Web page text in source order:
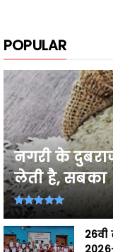
POPULAR
नगरी के
लेती है, सबका
26वी